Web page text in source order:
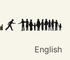
English